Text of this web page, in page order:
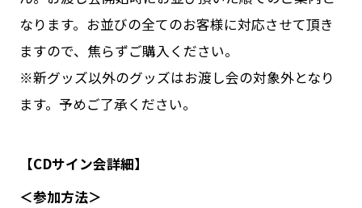
なります。お並びの全てのお客様に対応させて頂き
ますので、焦らずご購入ください。
※新グッズ以外のグッズはお渡し会の対象外となり
ます。予めご了承ください。
【CDサイン会詳細】
＜参加方法＞